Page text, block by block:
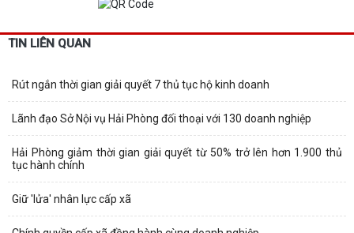
TIN LIÊN QUAN
Rút ngắn thời gian giải quyết 7 thủ tục hộ kinh doanh
Lãnh đạo Sở Nội vụ Hải Phòng đối thoại với 130 doanh nghiệp
Hải Phòng giảm thời gian giải quyết từ 50% trở lên hơn 1.900 thủ
tục hành chính
Giữ 'lửa' nhân lực cấp xã